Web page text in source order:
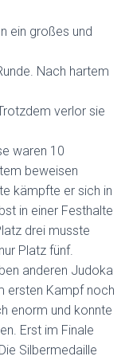
ein großes und
Nach hartem
verlor sie
waren 10
beweisen
kämpfte er sich in
in einer Festhalte
drei musste
Platz fünf.
anderen Judoka
ersten Kampf noch
enorm und konnte
Erst im Finale
Silbermedaille